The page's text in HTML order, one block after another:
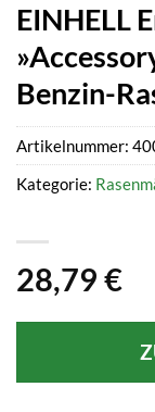
EINHELL
Benzin-
28,79 €
Artikelnummer:
Kategorie: